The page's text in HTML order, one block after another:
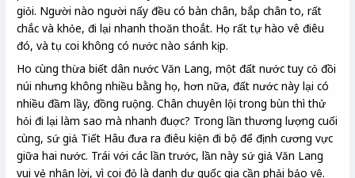
giỏi. Người nào người nấy đều có bàn chân, bắp chân to, rất
chắc và khỏe, đi lại nhanh thoăn thoắt. Họ rất tự hào vê điêu
đó, và tụ coi không có nước nào sánh kịp.
Ho cùng thừa biết dân nước Văn Lang, một đất nước tuy cỏ đồi
núi nhưng không nhiều bằng họ, hơn nữa, đất nước này lại có
nhiều đầm lầy, đồng ruộng. Chân chuyên lội trong bùn thì thử
hỏi đi lại làm sao mà nhanh đuợc? Trong lần thương lượng cuối
cùng, sứ giả Tiết Hâu đưa ra điêu kiện đi bộ để định cương vực
giữa hai nước. Trái với các lần trước, lần này sứ giả Văn Lang
vui vẻ nhận lời, vì coi đỏ là danh dự quốc gia cần phải bảo vệ.